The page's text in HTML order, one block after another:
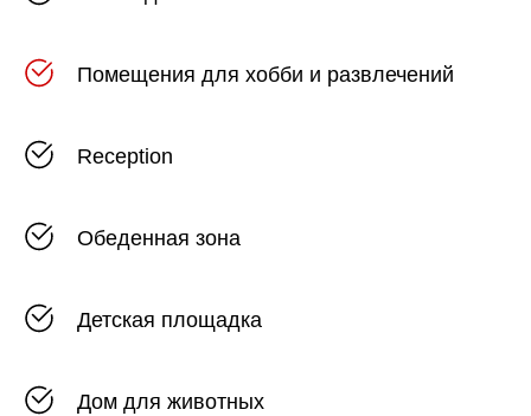
Помещения для хобби и развлечений
Reception
Обеденная зона
Детская площадка
Дом для животных